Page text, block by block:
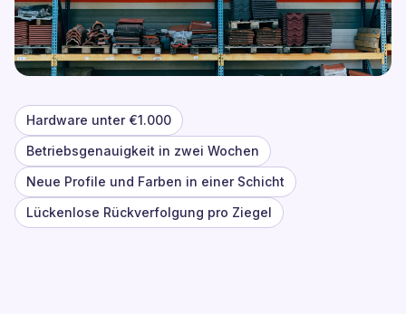
Hardware unter €1.000
Betriebsgenauigkeit in zwei Wochen
Neue Profile und Farben in einer Schicht
Lückenlose Rückverfolgung pro Ziegel